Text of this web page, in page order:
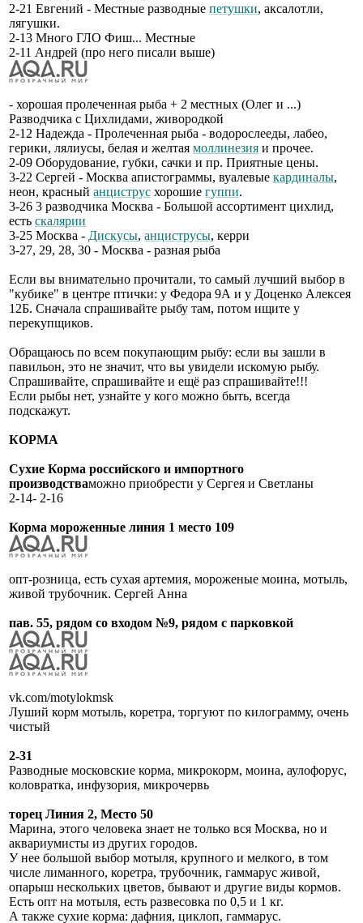
2-21 Евгений - Местные разводные петушки, аксалотли,
лягушки.
2-13 Много ГЛО Фиш... Местные
2-11 Андрей (про него писали выше)
- хорошая пролеченная рыба + 2 местных (Олег и ...)
Разводчика с Цихлидами, живородкой
2-12 Надежда - Пролеченная рыба - водорослееды, лабео,
герики, лялиусы, белая и желтая моллинезия и прочее.
2-09 Оборудование, губки, сачки и пр. Приятные цены.
3-22 Сергей - Москва апистограммы, вуалевые кардиналы,
неон, красный анциструс хорошие гуппи.
3-26 3 разводчика Москва - Большой ассортимент цихлид,
есть скалярии
3-25 Москва - Дискусы, анциструсы, керри
3-27, 29, 28, 30 - Москва - разная рыба
Если вы внимательно прочитали, то самый лучший выбор в
"кубике" в центре птички: у Федора 9А и у Доценко Алексея
12Б. Сначала спрашивайте рыбу там, потом ищите у
перекупщиков.
Обращаюсь по всем покупающим рыбу: если вы зашли в
павильон, это не значит, что вы увидели искомую рыбу.
Спрашивайте, спрашивайте и ещё раз спрашивайте!!!
Если рыбы нет, узнайте у кого можно быть, всегда
подскажут.
КОРМА
Сухие Корма российского и импортного
производстваможно приобрести у Сергея и Светланы
2-14- 2-16
Корма мороженные линия 1 место 109
опт-розница, есть сухая артемия, мороженые моина, мотыль,
живой трубочник. Сергей Анна
пав. 55, рядом со входом №9, рядом с парковкой
vk.com/motylokmsk
Луший корм мотыль, коретра, торгуют по килограмму, очень
чистый
2-31
Разводные московские корма, микрокорм, моина, аулофорус,
коловратка, инфузория, микрочервь
торец Линия 2, Место 50
Марина, этого человека знает не только вся Москва, но и
аквариумисты из других городов.
У нее большой выбор мотыля, крупного и мелкого, в том
числе лиманного, коретра, трубочник, гаммарус живой,
опарыш нескольких цветов, бывают и другие виды кормов.
Есть опт на мотыля, есть развесовка по 0,5 и 1 кг.
А также сухие корма: дафния, циклоп, гаммарус.